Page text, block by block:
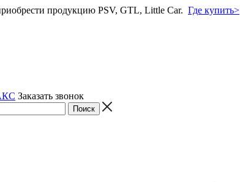
продукцию PSV, GTL, Little Car. Где купить>
Заказать звонок